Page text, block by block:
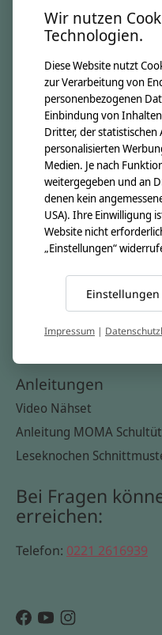
Über uns
Unsere Creppies
Nähkästchen
Unsere Stoffe
Impressum
Informationen
Kontakt
Versandkosten &
Zahlungsarten
Widerrufsbelehrung
Anleitungen
Video Nähset
Anleitung MOMA
Leseknochen
Bei Fragen
erreichen:
Telefon: 0221 2616939
Wir nutzen
Technologien.
Diese Website nutzt
zur Verarbeitung von
personenbezogenen
Einbindung von
Dritter, der statistischen
personalisierten
Medien. Je nach
weitergegeben und an
denen kein
USA). Ihre Einwilligung
Website nicht
„Einstellungen“
Einstellungen
Impressum |